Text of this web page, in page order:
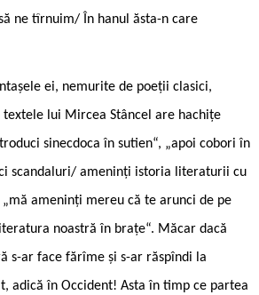
ne tîrnuim/ În hanul ăsta-n care
ei, nemurite de poeții clasici,
lui Mircea Stâncel are hachițe
sinecdoca în sutien“, „apoi cobori în
scandaluri/ ameninți istoria literaturii cu
„mă ameninți mereu că te arunci de pe
noastră în brațe“. Măcar dacă
s-ar face fărîme și s-ar răspîndi la
adică în Occident! Asta în timp ce partea